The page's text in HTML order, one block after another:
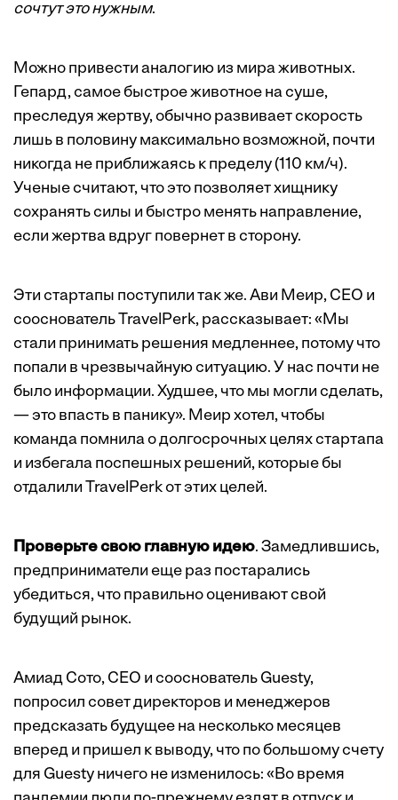
сочтут это нужным.
Можно привести аналогию из мира животных.
Гепард, самое быстрое животное на суше,
преследуя жертву, обычно развивает скорость
лишь в половину максимально возможной, почти
никогда не приближаясь к пределу (110 км/ч).
Ученые считают, что это позволяет хищнику
сохранять силы и быстро менять направление,
если жертва вдруг повернет в сторону.
Эти стартапы поступили так же. Ави Меир, CEO и
сооснователь TravelPerk, рассказывает: «Мы
стали принимать решения медленнее, потому что
попали в чрезвычайную ситуацию. У нас почти не
было информации. Худшее, что мы могли сделать,
— это впасть в панику». Меир хотел, чтобы
команда помнила о долгосрочных целях стартапа
и избегала поспешных решений, которые бы
отдалили TravelPerk от этих целей.
Проверьте свою главную идею. Замедлившись,
предприниматели еще раз постарались
убедиться, что правильно оценивают свой
будущий рынок.
Амиад Сото, CEO и сооснователь Guesty,
попросил совет директоров и менеджеров
предсказать будущее на несколько месяцев
вперед и пришел к выводу, что по большому счету
для Guesty ничего не изменилось: «Во время